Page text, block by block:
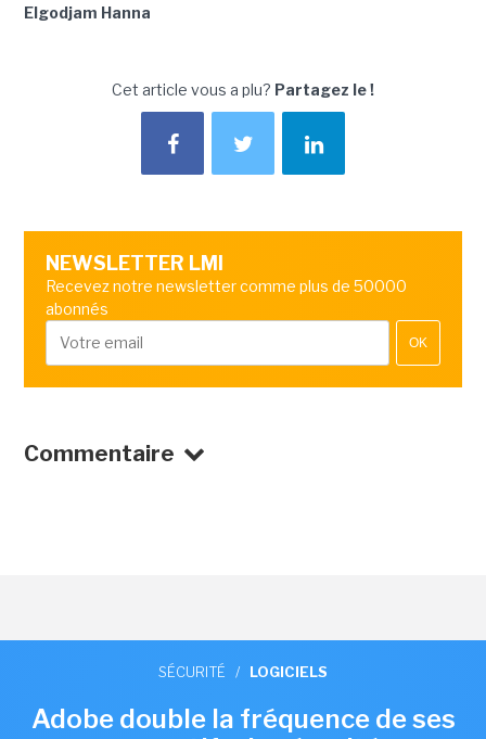
Elgodjam Hanna
Cet article vous a plu? Partagez le !
NEWSLETTER LMI
Recevez notre newsletter comme plus de 50000
abonnés
OK
Commentaire
SÉCURITÉ / LOGICIELS
Adobe double la fréquence de ses